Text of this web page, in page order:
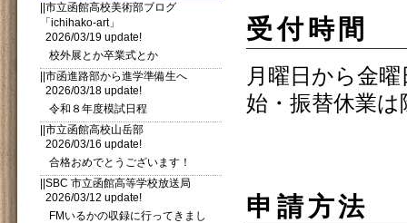
受付時間
月曜日から金
始・振替休業は
申請方法
||市立函館高校美術部ブログ
「ichihako-art」
2026/03/19 update!
校外展とか卒業式とか
||市函進路部から進学準備生へ
2026/03/18 update!
令和８年度模試日程
||市立函館高校山岳部
2026/03/16 update!
合格おめでとうございます！
||SBC 市立函館高等学校放送局
2026/03/12 update!
FMいるかの収録に行ってきまし